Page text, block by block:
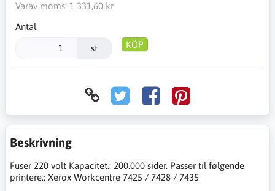
Varav moms: 1 331,60 kr
Antal
st KÖP
Beskrivning
Fuser 220 volt Kapacitet.: 200.000 sider. Passer til følgende
printere.: Xerox Workcentre 7425 / 7428 / 7435